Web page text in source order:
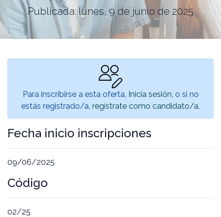
Publicada: lunes, 9 de junio de 2025
Para inscribirse a esta oferta, Inicia sesión , o si no
estás registrado/a, regístrate como candidato/a.
Fecha inicio inscripciones
09/06/2025
Código
02/25